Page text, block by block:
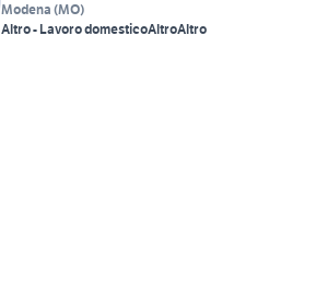
Modena (MO)
Altro - Lavoro domesticoAltroAltro